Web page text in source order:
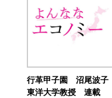
行革甲子園 沼尾波子
東洋大学教授 連載